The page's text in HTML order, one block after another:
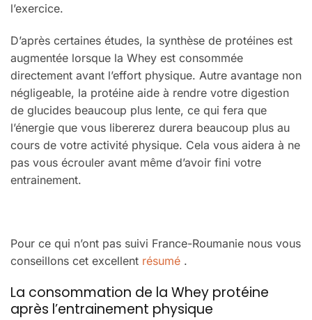
l’exercice.
D’après certaines études, la synthèse de protéines est
augmentée lorsque la Whey est consommée
directement avant l’effort physique. Autre avantage non
négligeable, la protéine aide à rendre votre digestion
de glucides beaucoup plus lente, ce qui fera que
l’énergie que vous libererez durera beaucoup plus au
cours de votre activité physique. Cela vous aidera à ne
pas vous écrouler avant même d’avoir fini votre
entrainement.
Pour ce qui n’ont pas suivi France-Roumanie nous vous
conseillons cet excellent résumé .
La consommation de la Whey protéine
après l’entrainement physique